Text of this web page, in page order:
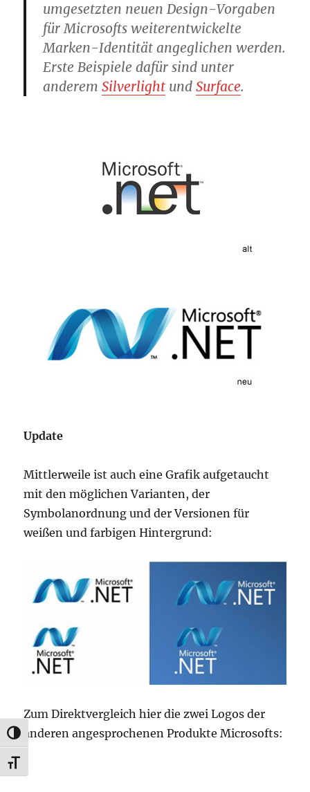
UMSCHALTEN AUF HOHE KONTRASTE
SCHRIFT VERGRÖSSERN
umgesetzten neuen Design-Vorgaben
für Microsofts weiterentwickelte
Marken-Identität angeglichen werden.
Erste Beispiele dafür sind unter
anderemSilverlight undSurface.
Update
Mittlerweile ist auch eine Grafik aufgetaucht
mit den möglichen Varianten, der
Symbolanordnung und der Versionen für
weißen und farbigen Hintergrund:
Zum Direktvergleich hier die zwei Logos der
anderen angesprochenen Produkte Microsofts: